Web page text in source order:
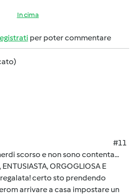
In cima
per poter commentare
#11
scorso e non sono contenta...
ORGOGLIOSA E
certo sto prendendo
arrivare a casa impostare un